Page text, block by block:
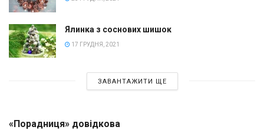
Ялинка з соснових шишок
17 ГРУДНЯ, 2021
ЗАВАНТАЖИТИ ЩЕ
«Порадниця» довідкова